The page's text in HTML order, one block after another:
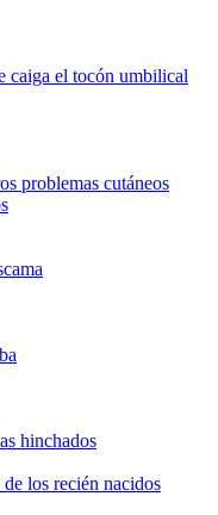
caiga el tocón umbilical
problemas cutáneos
hinchados
los recién nacidos